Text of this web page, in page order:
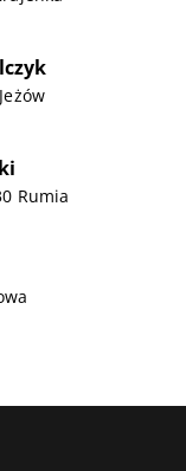
Rumia